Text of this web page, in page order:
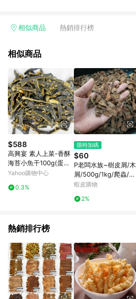
相似商品 熱銷排行榜
相似商品
$588
高興宴 素人上菜-香酥
海苔小魚干100g(蛋奶
素)
Yahoo購物中心
0.3%
限時加碼
$60
P老闆水族~樹皮屑/木
屑/500g/1kg/爬蟲/蜥
蜴/陸龜/龜/巨蜥/底材/
蝦皮購物
2%
熱銷排行榜